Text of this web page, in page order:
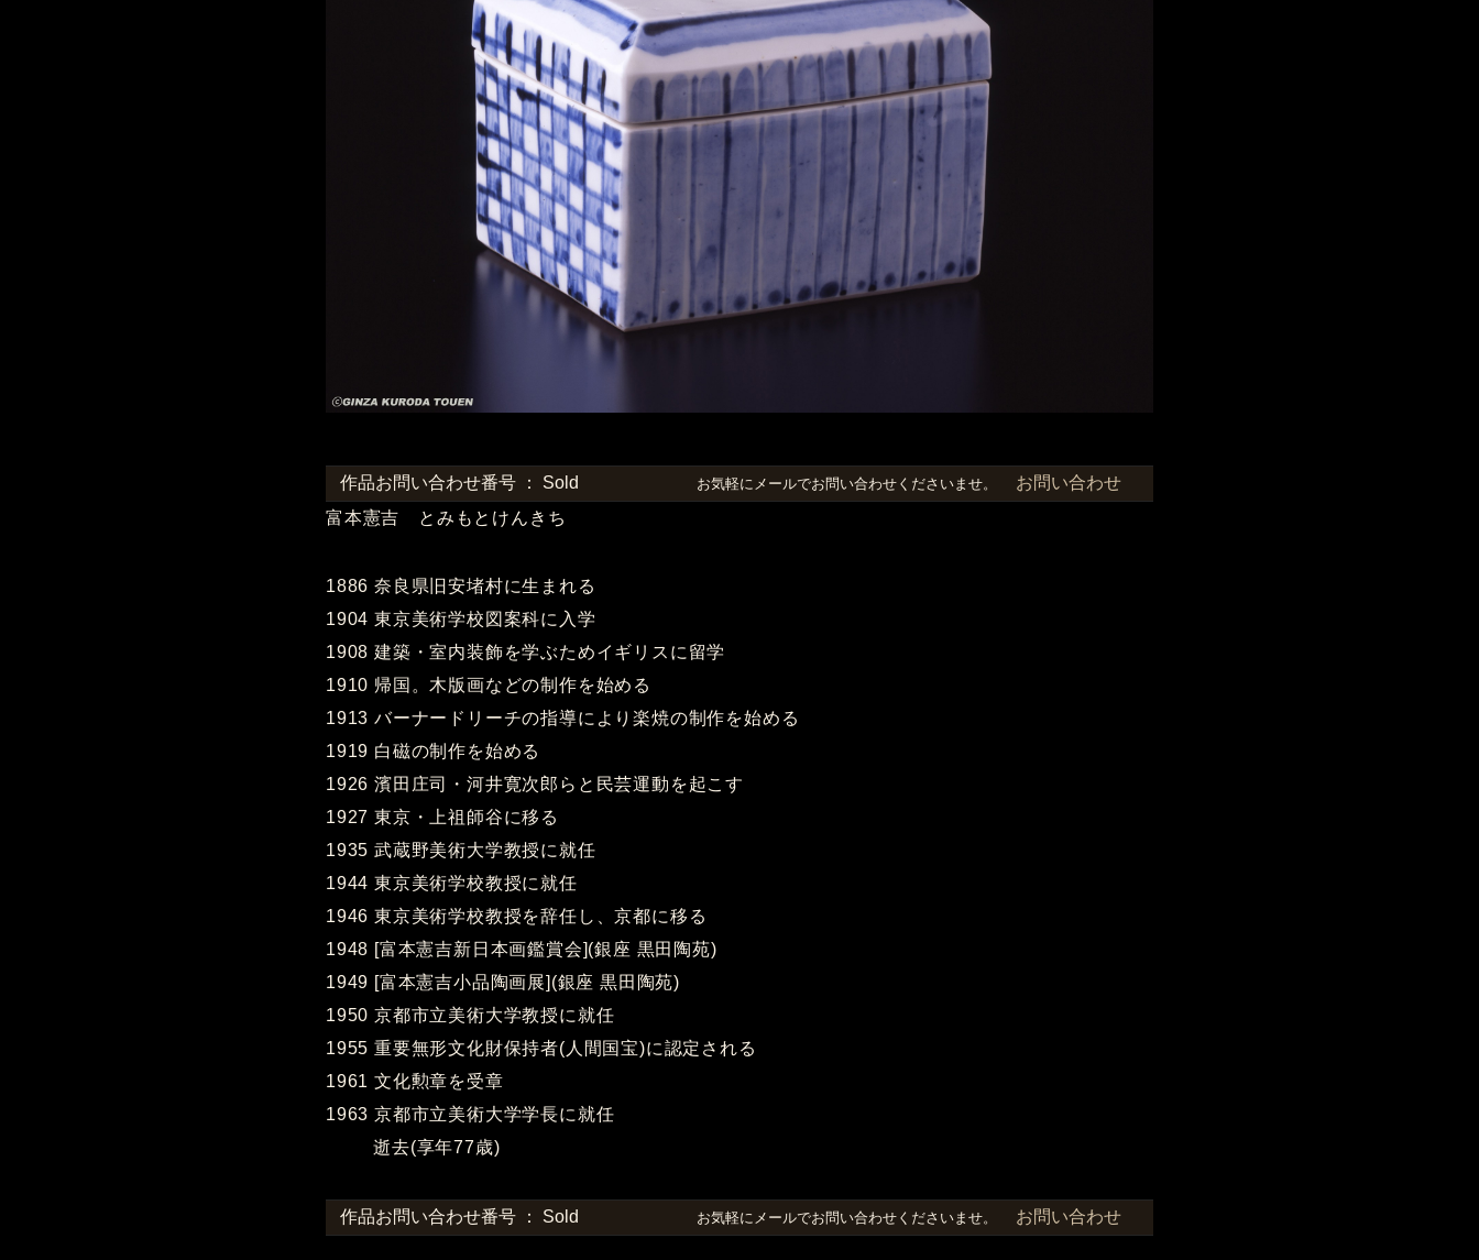
作品お問い合わせ番号 ： Sold お気軽にメールでお問い合わせくださいませ。
お問い合わせ
富本憲吉 とみもとけんきち
1886 奈良県旧安堵村に生まれる
1904 東京美術学校図案科に入学
1908 建築・室内装飾を学ぶためイギリスに留学
1910 帰国。木版画などの制作を始める
1913 バーナードリーチの指導により楽焼の制作を始める
1919 白磁の制作を始める
1926 濱田庄司・河井寛次郎らと民芸運動を起こす
1927 東京・上祖師谷に移る
1935 武蔵野美術大学教授に就任
1944 東京美術学校教授に就任
1946 東京美術学校教授を辞任し、京都に移る
1948 [富本憲吉新日本画鑑賞会](銀座 黒田陶苑)
1949 [富本憲吉小品陶画展](銀座 黒田陶苑)
1950 京都市立美術大学教授に就任
1955 重要無形文化財保持者(人間国宝)に認定される
1961 文化勲章を受章
1963 京都市立美術大学学長に就任
逝去(享年77歳)
作品お問い合わせ番号 ： Sold お気軽にメールでお問い合わせくださいませ。 お問い合わせ